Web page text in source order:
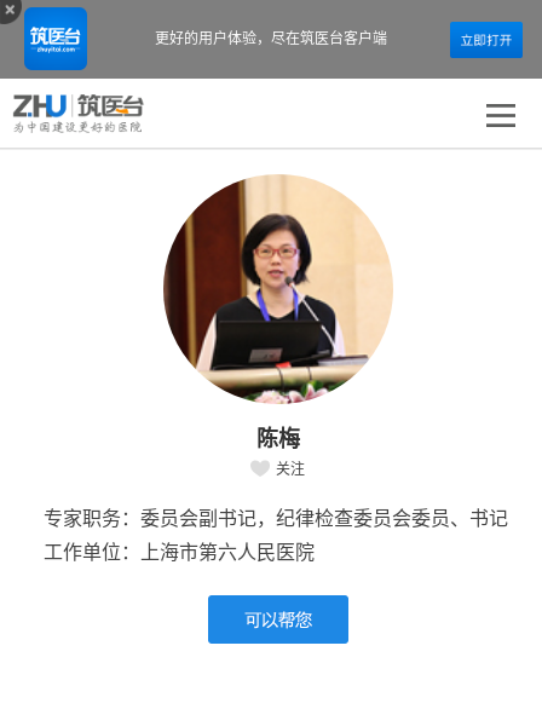
陈梅
关注
专家职务：委员会副书记，纪律检查委员会委员、书记
工作单位：上海市第六人民医院
更好的用户体验， 尽在筑医台客户端